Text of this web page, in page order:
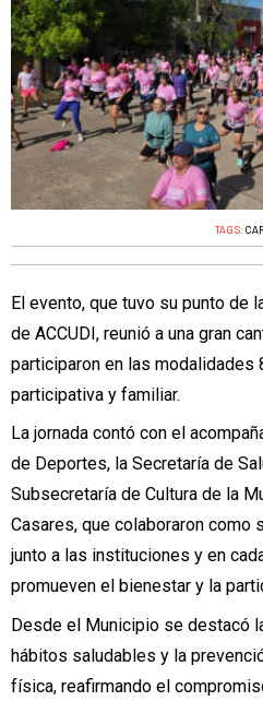
TAGS:
El evento, que tuvo su punto de
de ACCUDI, reunió a una gran
participaron en las modalidades
participativa y familiar.
La jornada contó con el
de Deportes, la Secretaría de
Subsecretaría de Cultura de la
Casares, que colaboraron como
junto a las instituciones y en
promueven el bienestar y la
Desde el Municipio se destacó
hábitos saludables y la
física, reafirmando el